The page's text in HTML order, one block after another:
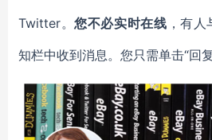
Twitter。您不必实时在线 ，有
知栏中收到消息。您只需单击“回复